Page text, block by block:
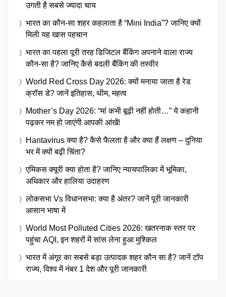
उगती है सबसे ज्यादा चाय
भारत का कौन-सा शहर कहलाता है “Mini India”? जानिए क्यों
मिली यह खास पहचान
भारत का पहला पूरी तरह डिजिटल बैंकिंग अपनाने वाला राज्य
कौन-सा है? जानिए कैसे बदली बैंकिंग की तस्वीर
World Red Cross Day 2026: क्यों मनाया जाता है रेड
क्रॉस डे? जानें इतिहास, थीम, महत्व
Mother’s Day 2026: “मां कभी बूढ़ी नहीं होती…” ये कहानी
पढ़कर नम हो जाएंगी आपकी आंखें!
Hantavirus क्या है? कैसे फैलता है और क्या हैं लक्षण – दुनिया
भर में क्यों बढ़ी चिंता?
एमिकस क्यूरी क्या होता है? जानिए न्यायपालिका में भूमिका,
अधिकार और हालिया उदाहरण
लोकसभा Vs विधानसभा: क्या है अंतर? जानें पूरी जानकारी
आसान भाषा में
World Most Polluted Cities 2026: खतरनाक स्तर पर
पहुंचा AQI, इन शहरों में सांस लेना हुआ मुश्किल
भारत में अंगूर का सबसे बड़ा उत्पादक शहर कौन सा है? जानें टॉप
राज्य, विश्व में नंबर 1 देश और पूरी जानकारी